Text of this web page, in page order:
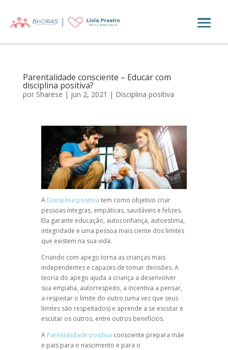
Parentalidade consciente – Educar com
disciplina positiva?
por Sharese | jun 2, 2021 | Disciplina positiva
A Disciplina positiva tem como objetivo criar
pessoas íntegras, empáticas, saudáveis e felizes.
Ela garante educação, autoconfiança, autoestima,
integridade e uma pessoa mais ciente dos limites
que existem na sua vida.
Criando com apego torna as crianças mais
independentes e capazes de tomar decisões. A
teoria do apego ajuda a criança a desenvolver
sua empatia, autorrespeito, a incentiva a pensar,
a respeitar o limite do outro (uma vez que seus
limites são respeitados) e aprende a se escutar e
escutar os outros, entre outros benefícios.
A Parentalidade positiva consciente prepara mãe
e pais para o nascimento e para o